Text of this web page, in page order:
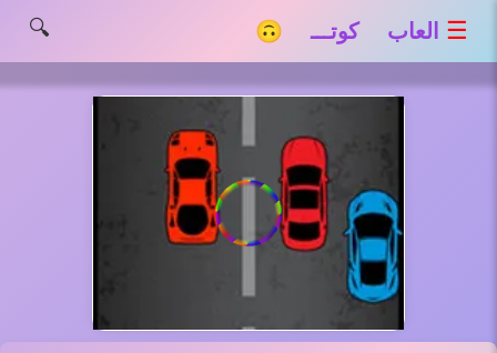
☰ العاب كوتـــ 🙃 🔍